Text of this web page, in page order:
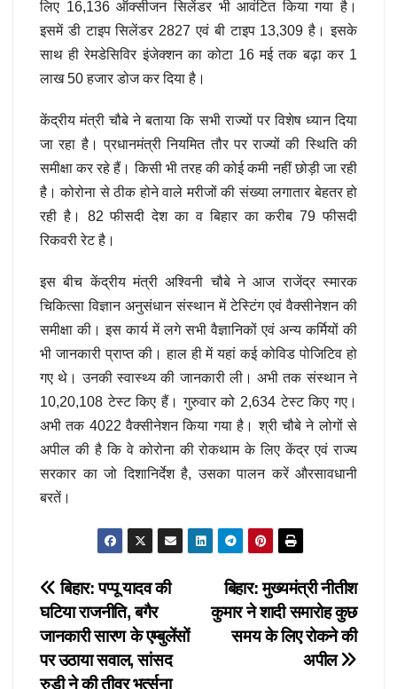
लिए 16,136 ऑक्सीजन सिलेंडर भी आवंटित किया गया है।
इसमें डी टाइप सिलेंडर 2827 एवं बी टाइप 13,309 है। इसके
साथ ही रेमडेसिविर इंजेक्शन का कोटा 16 मई तक बढ़ा कर 1
लाख 50 हजार डोज कर दिया है।
केंद्रीय मंत्री चौबे ने बताया कि सभी राज्यों पर विशेष ध्यान दिया
जा रहा है। प्रधानमंत्री नियमित तौर पर राज्यों की स्थिति की
समीक्षा कर रहे हैं। किसी भी तरह की कोई कमी नहीं छोड़ी जा रही
है। कोरोना से ठीक होने वाले मरीजों की संख्या लगातार बेहतर हो
रही है। 82 फीसदी देश का व बिहार का करीब 79 फीसदी
रिकवरी रेट है।
इस बीच केंद्रीय मंत्री अश्विनी चौबे ने आज राजेंद्र स्मारक
चिकित्सा विज्ञान अनुसंधान संस्थान में टेस्टिंग एवं वैक्सीनेशन की
समीक्षा की। इस कार्य में लगे सभी वैज्ञानिकों एवं अन्य कर्मियों की
भी जानकारी प्राप्त की। हाल ही में यहां कई कोविड पोजिटिव हो
गए थे। उनकी स्वास्थ्य की जानकारी ली। अभी तक संस्थान ने
10,20,108 टेस्ट किए हैं। गुरुवार को 2,634 टेस्ट किए गए।
अभी तक 4022 वैक्सीनेशन किया गया है। श्री चौबे ने लोगों से
अपील की है कि वे कोरोना की रोकथाम के लिए केंद्र एवं राज्य
सरकार का जो दिशानिर्देश है, उसका पालन करें औरसावधानी
बरतें।
Post
navigation
बिहार: मुख्यमंत्री नीतीश
कुमार ने शादी समारोह कुछ
समय के लिए रोकने की
अपील
बिहार: पप्पू यादव की
घटिया राजनीति, बगैर
जानकारी सारण के एम्बुलेंसों
पर उठाया सवाल, सांसद
रुडी ने की तीव्र भर्त्सना